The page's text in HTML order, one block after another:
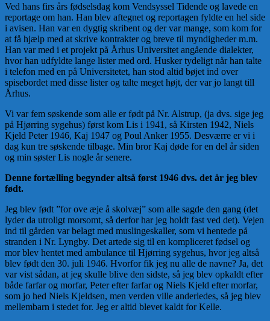
Ved hans firs års fødselsdag kom Vendsyssel Tidende og la­vede en
reportage om han. Han blev aftegnet og reportagen fyldte en hel side
i avisen. Han var en dygtig skribent og der var mange, som kom for
at få hjælp med at skrive kon­trakter og breve til myndigheder m.m.
Han var med i et projekt på Århus Universitet angående dialekter,
hvor han udfyldte lange lister med ord. Husker tydeligt når han talte
i telefon med en på Universitetet, han stod altid bøjet ind over
spisebordet med disse lister og talte meget højt, der var jo langt till
Århus.
Vi var fem søskende som alle er født på Nr. Alstrup, (ja dvs. sige jeg
på Hjørring sygehus) først kom Lis i 1941, så Kirsten 1942, Niels
Kjeld Peter 1946, Kaj 1947 og Poul Anker 1955. Desværre er vi i
dag kun tre søskende tilbage. Min bror Kaj døde for en del år siden
og min søster Lis nogle år senere.
Denne fortælling begynder altså først 1946 dvs. det år jeg blev
født.
Jeg blev født ”for ove æje å skolvæj” som alle sagde den gang (det
lyder da utroligt morsomt, så derfor har jeg holdt fast ved det). Vejen
ind til gården var belagt med muslingeskaller, som vi hentede på
stranden i Nr. Lyngby. Det artede sig til en kom­pli­ceret fødsel og
mor blev hentet med ambulance til Hjørring syge­hus, hvor jeg altså
blev født den 30. juli 1946. Hvorfor fik jeg nu alle de navne? Ja, det
var vist sådan, at jeg skulle blive den sidste, så jeg blev opkaldt efter
både farfar og morfar, Peter efter farfar og Niels Kjeld efter morfar,
som jo hed Niels Kjeldsen, men ver­den ville anderledes, så jeg blev
mellembarn i stedet for. Jeg er altid blevet kaldt for Kelle.